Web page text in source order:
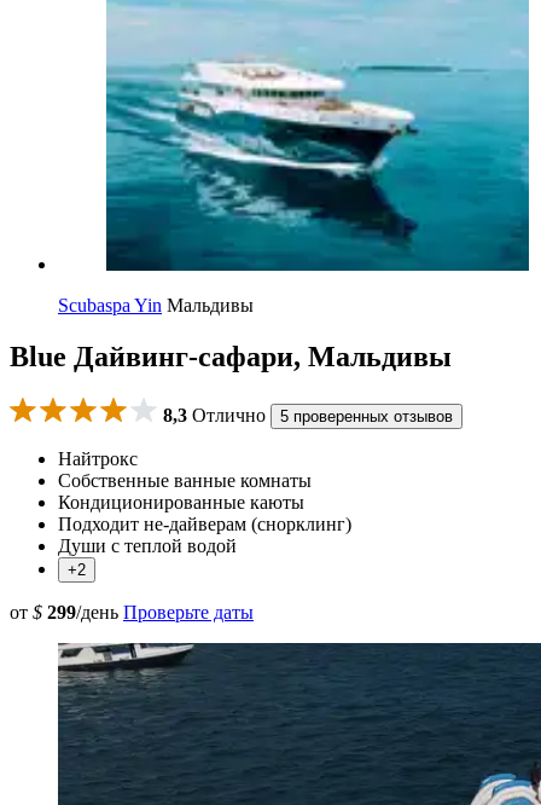
Scubaspa Yin Мальдивы
Blue Дайвинг-сафари, Мальдивы
8,3 Отлично 5 проверенных отзывов
Найтрокс
Собственные ванные комнаты
Кондиционированные каюты
Подходит не-дайверам (снорклинг)
Души с теплой водой
+2
от $ 299/день Проверьте даты